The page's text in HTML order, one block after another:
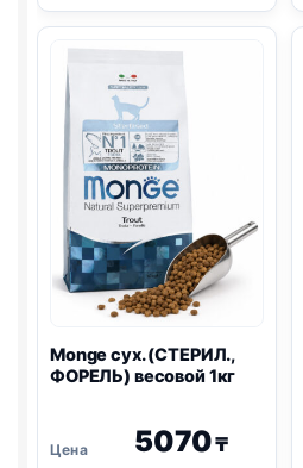
(HAIRBALL)
Monge сух. (СТЕРИЛ.,
ФОРЕЛЬ) весовой 1кг
5070₸